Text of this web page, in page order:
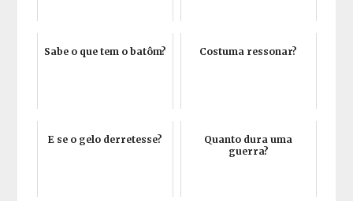
Sabe o que tem o batôm? Costuma ressonar?
E se o gelo derretesse?
Quanto dura uma
guerra?